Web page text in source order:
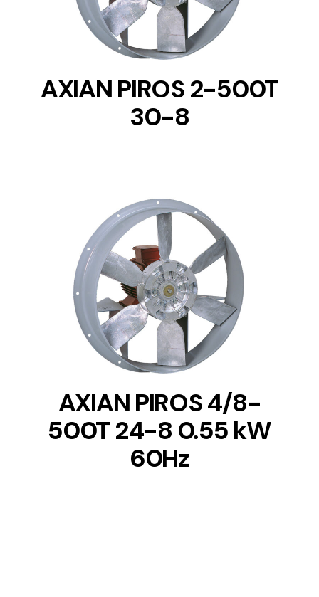
AXIAN PIROS 2-500T
30-8
DETAILS
AXIAN PIROS 4/8-
500T 24-8 0.55 kW
60Hz